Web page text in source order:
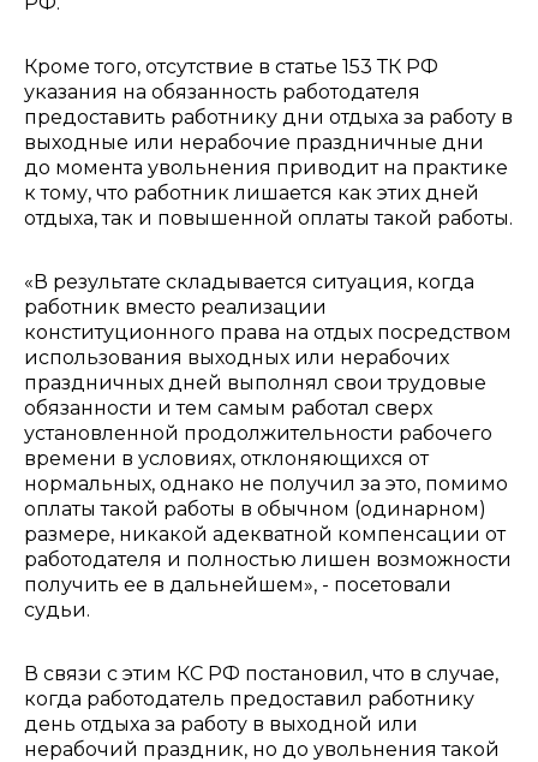
Кроме того, отсутствие в статье 153 ТК РФ
указания на обязанность работодателя
предоставить работнику дни отдыха за работу в
выходные или нерабочие праздничные дни
до момента увольнения приводит на практике
к тому, что работник лишается как этих дней
отдыха, так и повышенной оплаты такой работы.
«В результате складывается ситуация, когда
работник вместо реализации
конституционного права на отдых посредством
использования выходных или нерабочих
праздничных дней выполнял свои трудовые
обязанности и тем самым работал сверх
установленной продолжительности рабочего
времени в условиях, отклоняющихся от
нормальных, однако не получил за это, помимо
оплаты такой работы в обычном (одинарном)
размере, никакой адекватной компенсации от
работодателя и полностью лишен возможности
получить ее в дальнейшем», - посетовали
судьи.
В связи с этим КС РФ постановил, что в случае,
когда работодатель предоставил работнику
день отдыха за работу в выходной или
нерабочий праздник, но до увольнения такой